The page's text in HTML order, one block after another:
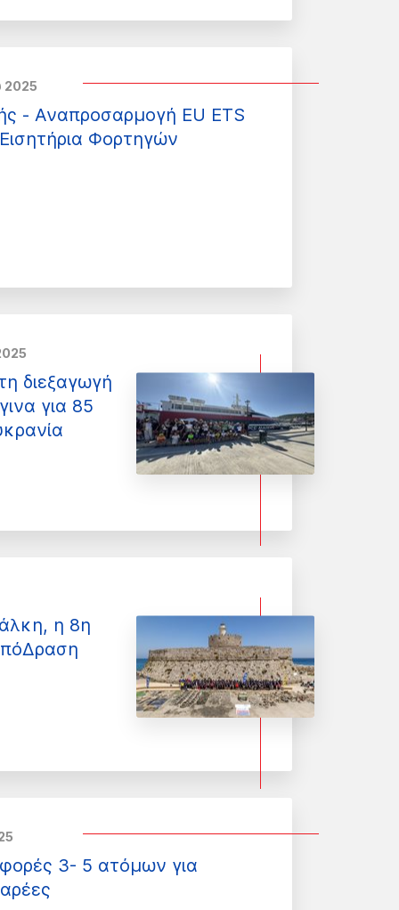
2025
- Αναπροσαρμογή EU ETS
Φορτηγών
διεξαγωγή
για 85
η 8η
3- 5 ατόμων για